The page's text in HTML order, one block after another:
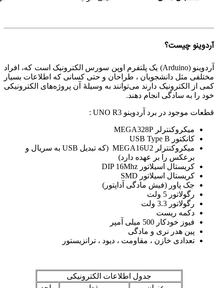
آردوینو چیست؟
آردوینو (Arduino) یک پلتفرم اوپن سورس الکترونیک است که، افراد
مختلفی مثل دانشجویان ، طراحان و حتی کسانی که اطلاعات بسیار
کمی از الکترونیک دارند می‌توانند به وسیلهٔ آن پروژه‌های الکترونیکی
خود را به سادگی انجام دهند.
قطعات موجود در برد آردوینو UNO R3 :
میکروکنترلر MEGA328P
کانکتور USB Type B
میکروکنترلر MEGA16U2 (که تبدیل USB به سریال و
برعکس را بر عهده دارد)
کریستال اسیلاتور DIP 16Mhz
کریستال اسیلاتور SMD
جک پاور (فیش مادگی آداپتور)
رگولاتور 5 ولت
رگولاتور 3.3 ولت
دکمه ریست
فیوز خودکار 500 میلی آمپر
پین هدر نری و مادگی
تعدادی خازن ، مقاومت ، دیود ، ترانزیستور
جدول اطلاعات الکترونیکی